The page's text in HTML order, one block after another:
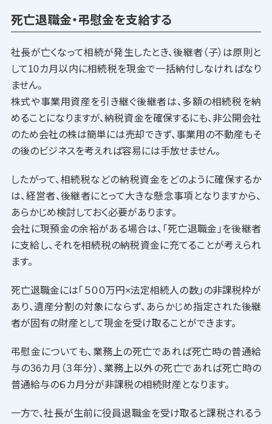
死亡退職金・弔慰金を支給する
社長が亡くなって相続が発生したとき、後継者（子）は原則と
して10カ月以内に相続税を現金で一括納付しなければなり
ません。
株式や事業用資産を引き継ぐ後継者は、多額の相続税を納
めることになりますが、納税資金を確保するにも、非公開会社
のため会社の株は簡単には売却できず、事業用の不動産もそ
の後のビジネスを考えれば容易には手放せません。
したがって、相続税などの納税資金をどのように確保するか
は、経営者、後継者にとって大きな懸念事項となりますから、
あらかじめ検討しておく必要があります。
会社に現預金の余裕がある場合は、「死亡退職金」を後継者
に支給し、それを相続税の納税資金に充てることが考えられ
ます。
死亡退職金には「５００万円×法定相続人の数」の非課税枠が
あり、遺産分割の対象にならず、あらかじめ指定された後継
者が固有の財産として現金を受け取ることができます。
弔慰金についても、業務上の死亡であれば死亡時の普通給
与の36カ月（３年分）、業務上以外の死亡であれば死亡時の
普通給与の６カ月分が非課税の相続財産となります。
一方で、社長が生前に役員退職金を受け取ると課税されるう